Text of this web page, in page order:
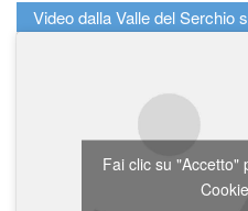
Video dalla Valle del Serchio
Fai clic su "Accetto"